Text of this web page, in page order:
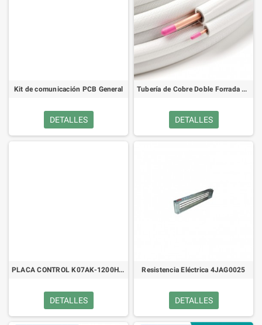
Kit de comunicación PCB General
DETALLES
Tubería de Cobre Doble Forrada 3/8 y 5/8
DETALLES
PLACA CONTROL K07AK-1200HUE-C1
DETALLES
Resistencia Eléctrica 4JAG0025
DETALLES